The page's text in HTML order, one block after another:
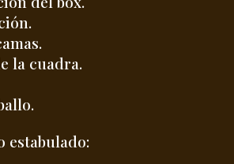
la cuadra.
estabulado: